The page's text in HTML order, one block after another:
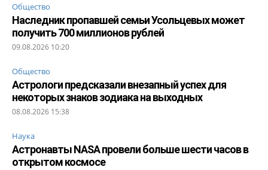
Общество
Наследник пропавшей семьи Усольцевых может
получить 700 миллионов рублей
09.08.2026 10:20
Общество
Астрологи предсказали внезапный успех для
некоторых знаков зодиака на выходных
08.08.2026 15:38
Наука
Астронавты NASA провели больше шести часов в
открытом космосе